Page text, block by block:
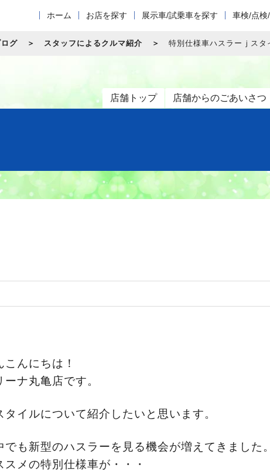
ホーム お店を探す 展示車/試乗車を探す 車検/点検
グ スタッフによるクルマ紹介 特別仕様車ハスラーｊスタ
店舗トップ 店舗からのごあいさつ
こんにちは！
ーナ丸亀店です。
イルについて紹介したいと思います。
も新型のハスラーを見る機会が増えてきました。
メの特別仕様車が・・・